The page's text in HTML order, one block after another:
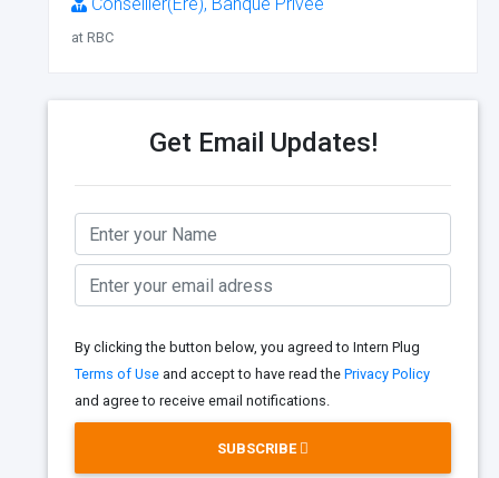
at RBC
Get Email Updates!
By clicking the button below, you agreed to Intern Plug
Terms of Use and accept to have read the Privacy Policy
and agree to receive email notifications.
SUBSCRIBE